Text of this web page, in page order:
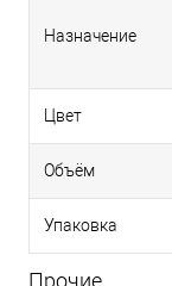
Назначение
Цвет
Объём
Упаковка
Прочие